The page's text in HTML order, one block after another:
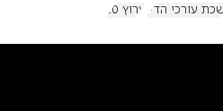
עורכי הדין ערוץ 20